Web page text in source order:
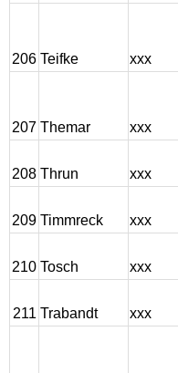
206 Teifke xxx
207 Themar xxx
208 Thrun xxx
209 Timmreck xxx
210 Tosch xxx
211 Trabandt xxx